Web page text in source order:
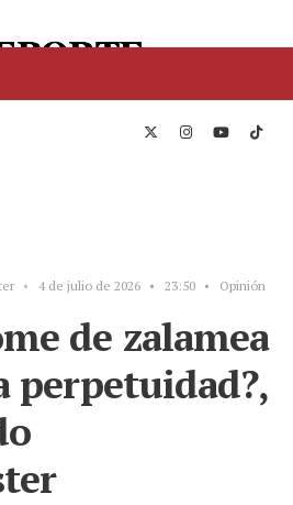
• 4 de julio de 2026 • 23:50 • Opinión
de zalamea
perpetuidad?,